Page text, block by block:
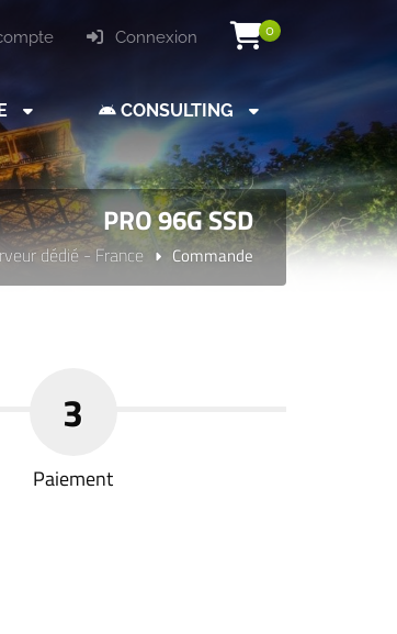
0
Connexion
CONSULTING
PRO 96G SSD
dédié - France Commande
3
Paiement